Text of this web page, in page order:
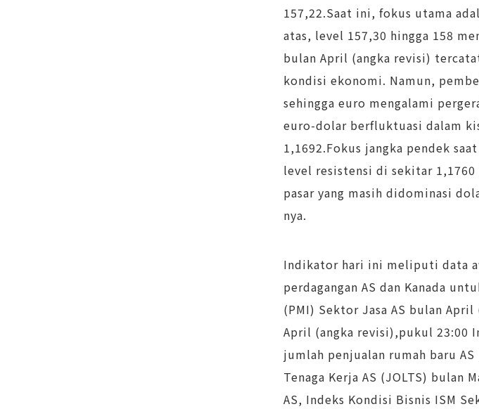
157,22.Saat ini, fokus utama
atas, level 157,30 hingga 158
bulan April (angka revisi)
kondisi ekonomi. Namun,
sehingga euro mengalami
euro-dolar berfluktuasi dalam
1,1692.Fokus jangka pendek
level resistensi di sekitar
pasar yang masih didominasi
nya.
Indikator hari ini meliputi data
perdagangan AS dan Kanada
(PMI) Sektor Jasa AS bulan
April (angka revisi),pukul 23:00
jumlah penjualan rumah baru
Tenaga Kerja AS (JOLTS) bulan
AS, Indeks Kondisi Bisnis ISM